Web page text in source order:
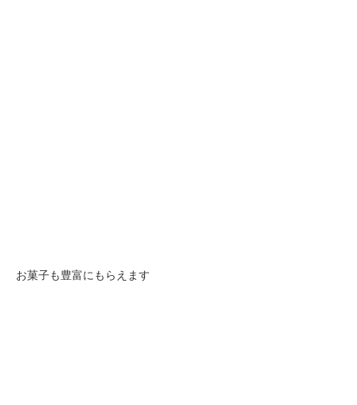
お菓子も豊富にもらえます